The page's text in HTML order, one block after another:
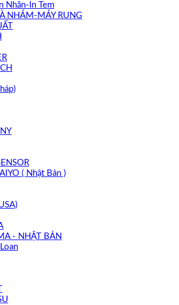
Nhãn-In Tem
NHÁM-MÁY RUNG
( Nhật Bản )
- NHẬT BẢN